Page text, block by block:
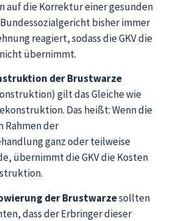
auf die Korrektur einer gesunden
bisher immer
reagiert, sodass die GKV die
übernimmt.
der Brustwarze
gilt das Gleiche wie
Das heißt: Wenn die
Rahmen der
ganz oder teilweise
übernimmt die GKV die Kosten
der Brustwarzesollten
dass der Erbringer dieser